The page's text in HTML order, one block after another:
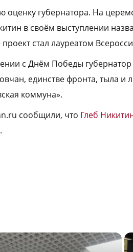
оценку губернатора. На
в своём выступлении
стал лауреатом
с Днём Победы
единстве фронта, тыла и
коммуна».
сообщили, что Глеб
.